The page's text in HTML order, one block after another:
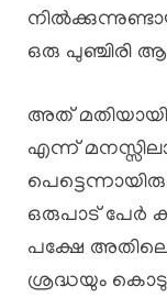
ഒരു പുഞ്ചിരി
അത്
എന്ന്
ഒരുപാട് പേർ
പക്ഷേ
ശ്രദ്ധയും